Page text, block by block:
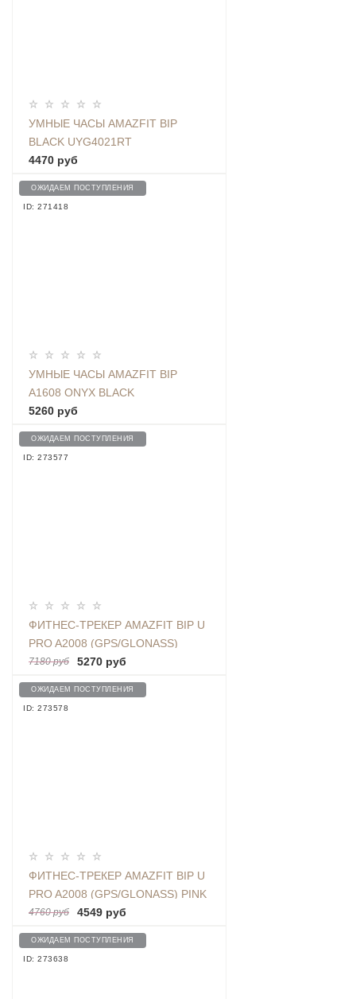
УМНЫЕ ЧАСЫ AMAZFIT BIP
BLACK UYG4021RT
4470 руб
ОЖИДАЕМ ПОСТУПЛЕНИЯ
ID: 271418
УМНЫЕ ЧАСЫ AMAZFIT BIP
A1608 ONYX BLACK
5260 руб
ОЖИДАЕМ ПОСТУПЛЕНИЯ
ID: 273577
ФИТНЕС-ТРЕКЕР AMAZFIT BIP U
PRO A2008 (GPS/GLONASS)
BLACK
7180 руб 5270 руб
ОЖИДАЕМ ПОСТУПЛЕНИЯ
ID: 273578
ФИТНЕС-ТРЕКЕР AMAZFIT BIP U
PRO A2008 (GPS/GLONASS) PINK
4760 руб 4549 руб
ОЖИДАЕМ ПОСТУПЛЕНИЯ
ID: 273638